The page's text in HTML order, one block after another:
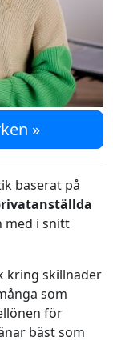
»
baserat på
med i snitt
kring skillnader
som
för
bäst som